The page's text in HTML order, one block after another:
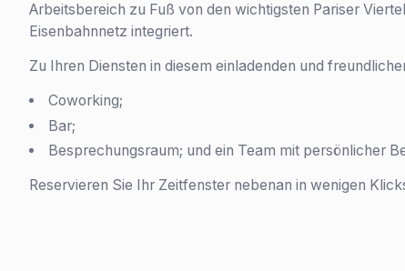
Arbeitsbereich zu Fuß von den wichtigsten Pariser
Eisenbahnnetz integriert.
Zu Ihren Diensten in diesem einladenden und
Coworking;
Bar;
Besprechungsraum; und ein Team mit persönlicher
Reservieren Sie Ihr Zeitfenster nebenan in wenigen